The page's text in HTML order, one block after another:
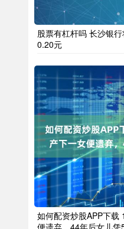
股票有杠杆吗 长沙银
0.20元
如何配资炒股APP下载
便遗弃，44年后女儿凭